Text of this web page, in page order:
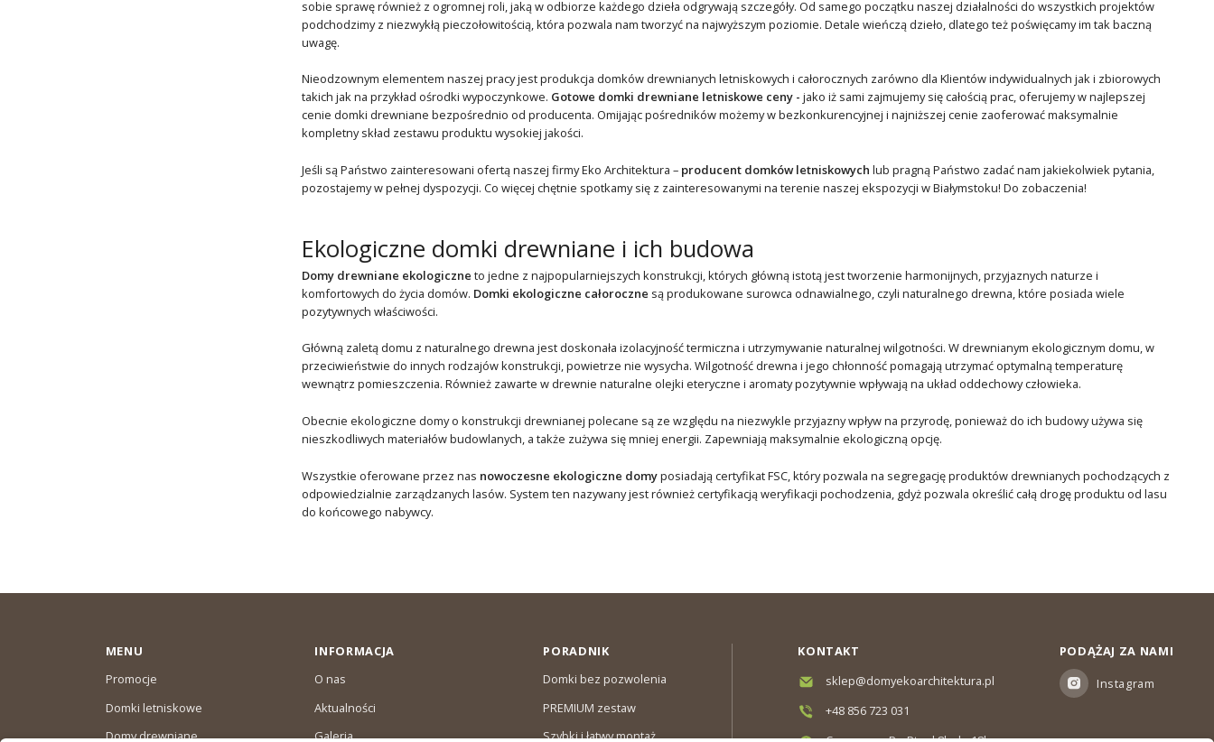
sobie sprawę również z ogromnej roli, jaką w odbiorze każdego dzieła odgrywają szczegóły. Od samego początku naszej działalności do wszystkich projektów
podchodzimy z niezwykłą pieczołowitością, która pozwala nam tworzyć na najwyższym poziomie. Detale wieńczą dzieło, dlatego też poświęcamy im tak baczną
uwagę.
Nieodzownym elementem naszej pracy jest produkcja domków drewnianych letniskowych i całorocznych zarówno dla Klientów indywidualnych jak i zbiorowych
takich jak na przykład ośrodki wypoczynkowe. Gotowe domki drewniane letniskowe ceny - jako iż sami zajmujemy się całością prac, oferujemy w najlepszej
cenie domki drewniane bezpośrednio od producenta. Omijając pośredników możemy w bezkonkurencyjnej i najniższej cenie zaoferować maksymalnie
kompletny skład zestawu produktu wysokiej jakości.
Jeśli są Państwo zainteresowani ofertą naszej firmy Eko Architektura – producent domków letniskowych lub pragną Państwo zadać nam jakiekolwiek pytania,
pozostajemy w pełnej dyspozycji. Co więcej chętnie spotkamy się z zainteresowanymi na terenie naszej ekspozycji w Białymstoku! Do zobaczenia!
Ekologiczne domki drewniane i ich budowa
Domy drewniane ekologiczne to jedne z najpopularniejszych konstrukcji, których główną istotą jest tworzenie harmonijnych, przyjaznych naturze i
komfortowych do życia domów. Domki ekologiczne całoroczne są produkowane surowca odnawialnego, czyli naturalnego drewna, które posiada wiele
pozytywnych właściwości.
Główną zaletą domu z naturalnego drewna jest doskonała izolacyjność termiczna i utrzymywanie naturalnej wilgotności. W drewnianym ekologicznym domu, w
przeciwieństwie do innych rodzajów konstrukcji, powietrze nie wysycha. Wilgotność drewna i jego chłonność pomagają utrzymać optymalną temperaturę
wewnątrz pomieszczenia. Również zawarte w drewnie naturalne olejki eteryczne i aromaty pozytywnie wpływają na układ oddechowy człowieka.
Obecnie ekologiczne domy o konstrukcji drewnianej polecane są ze względu na niezwykle przyjazny wpływ na przyrodę, ponieważ do ich budowy używa się
nieszkodliwych materiałów budowlanych, a także zużywa się mniej energii. Zapewniają maksymalnie ekologiczną opcję.
Wszystkie oferowane przez nas nowoczesne ekologiczne domyposiadają certyfikat FSC, który pozwala na segregację produktów drewnianych pochodzących z
odpowiedzialnie zarządzanych lasów. System ten nazywany jest również certyfikacją weryfikacji pochodzenia, gdyż pozwala określić całą drogę produktu od lasu
do końcowego nabywcy.
MENU
Promocje
Domki letniskowe
Domy drewniane
INFORMACJA
O nas
Aktualności
Galeria
PORADNIK
Domki bez pozwolenia
PREMIUM zestaw
Szybki i łatwy montaż
KONTAKT
sklep@domyekoarchitektura.pl
+48 856 723 031
PODĄŻAJ ZA NAMI
Instagram